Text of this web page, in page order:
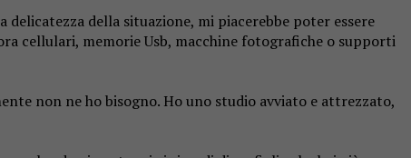
della situazione, mi piacerebbe poter essere
cellulari, memorie Usb, macchine fotografiche o supporti
non ne ho bisogno. Ho uno studio avviato e attrezzato,